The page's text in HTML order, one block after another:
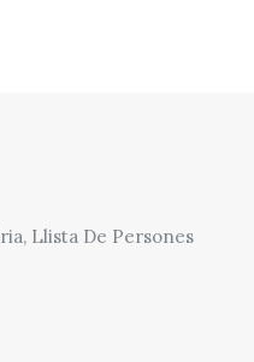
Llista De Persones